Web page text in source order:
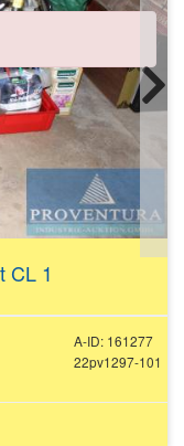
CL 1
A-ID: 161277
22pv1297-101